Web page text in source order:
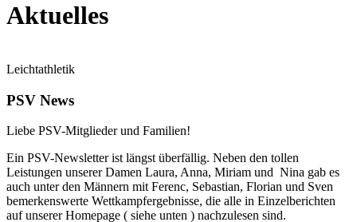
Aktuelles
Leichtathletik
PSV News
Liebe PSV-Mitglieder und Familien!
Ein PSV-Newsletter ist längst überfällig. Neben den tollen
Leistungen unserer Damen Laura, Anna, Miriam und Nina gab es
auch unter den Männern mit Ferenc, Sebastian, Florian und Sven
bemerkenswerte Wettkampfergebnisse, die alle in Einzelberichten
auf unserer Homepage ( siehe unten ) nachzulesen sind.